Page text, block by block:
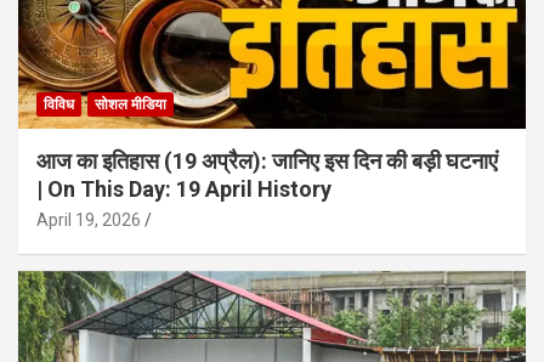
विविध सोशल मीडिया
आज का इतिहास (19 अप्रैल): जानिए इस दिन की बड़ी घटनाएं
| On This Day: 19 April History
April 19, 2026